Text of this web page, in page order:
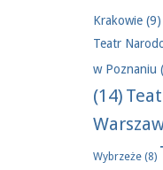
Krakowie(9)
Teatr
w Poznaniu
(14)
Wybrzeże(8)